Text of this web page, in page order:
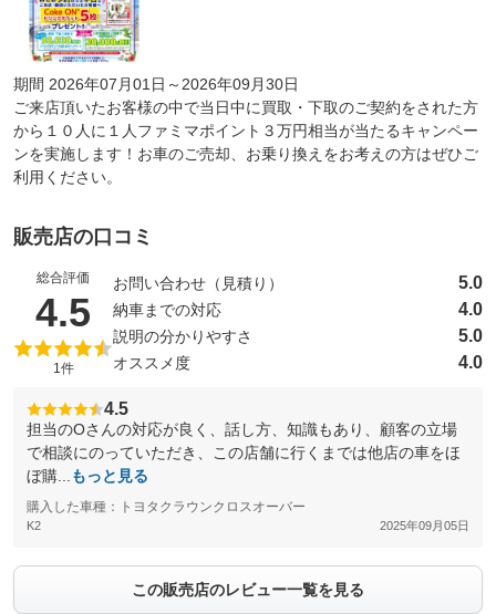
期間 2026年07月01日～2026年09月30日
ご来店頂いたお客様の中で当日中に買取・下取のご契約をされた方
から１０人に１人ファミマポイント３万円相当が当たるキャンペー
ンを実施します！お車のご売却、お乗り換えをお考えの方はぜひご
利用ください。
販売店の口コミ
総合評価
4.5 （5点満点中）
1件
お問い合わせ（見積り） 5.0
納車までの対応 4.0
説明の分かりやすさ 5.0
オススメ度 4.0
4.5
担当のOさんの対応が良く、話し方、知識もあり、顧客の立場
で相談にのっていただき、この店舗に行くまでは他店の車をほ
ぼ購...
もっと見る
購入した車種：トヨタクラウンクロスオーバー
K2 2025年09月05日
この販売店のレビュー一覧を見る